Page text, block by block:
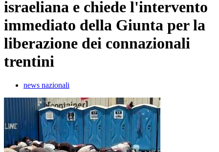
israeliana e chiede l'intervento
immediato della Giunta per la
liberazione dei connazionali
trentini
news nazionali